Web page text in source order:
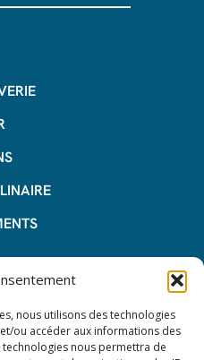
nous utilisons des technologies
ou accéder aux informations des
nous permettra de
LOA